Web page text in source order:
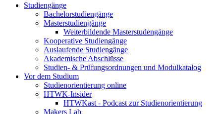
Studiengänge
Bachelorstudiengänge
Masterstudiengänge
Weiterbildende Masterstudengänge
Kooperative Studiengänge
Auslaufende Studiengänge
Akademische Abschlüsse
Studien- & Prüfungsordnungen und Modulkatalog
Vor dem Studium
Studienorientierung online
HTWK-Insider
HTWKast - Podcast zur Studienorientierung
Makers Lab